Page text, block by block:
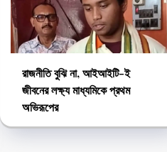
রাজনীতি বুঝি না, আইআইটি-ই
জীবনের লক্ষ্য মাধ্যমিকে প্রথম
অভিরূপের